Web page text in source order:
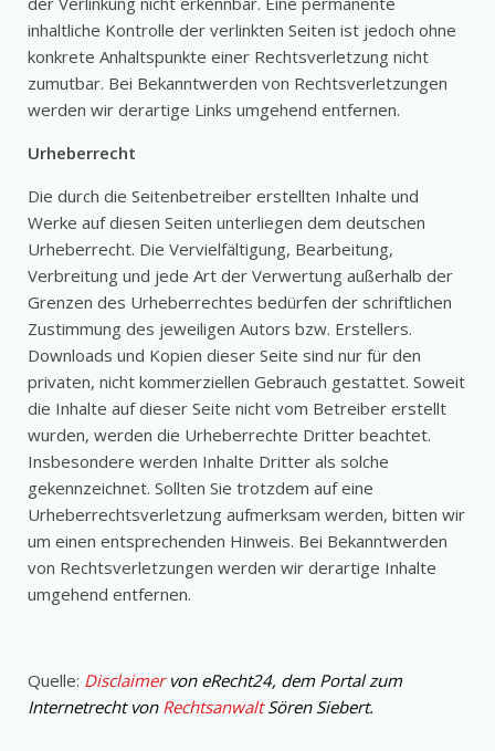
inhaltliche Kontrolle der verlinkten Seiten ist jedoch ohne
konkrete Anhaltspunkte einer Rechtsverletzung nicht
zumutbar. Bei Bekanntwerden von Rechtsverletzungen
werden wir derartige Links umgehend entfernen.
Urheberrecht
Die durch die Seitenbetreiber erstellten Inhalte und
Werke auf diesen Seiten unterliegen dem deutschen
Urheberrecht. Die Vervielfältigung, Bearbeitung,
Verbreitung und jede Art der Verwertung außerhalb der
Grenzen des Urheberrechtes bedürfen der schriftlichen
Zustimmung des jeweiligen Autors bzw. Erstellers.
Downloads und Kopien dieser Seite sind nur für den
privaten, nicht kommerziellen Gebrauch gestattet. Soweit
die Inhalte auf dieser Seite nicht vom Betreiber erstellt
wurden, werden die Urheberrechte Dritter beachtet.
Insbesondere werden Inhalte Dritter als solche
gekennzeichnet. Sollten Sie trotzdem auf eine
Urheberrechtsverletzung aufmerksam werden, bitten wir
um einen entsprechenden Hinweis. Bei Bekanntwerden
von Rechtsverletzungen werden wir derartige Inhalte
umgehend entfernen.
Quelle: Disclaimervon eRecht24, dem Portal zum
Internetrecht von RechtsanwaltSören Siebert.